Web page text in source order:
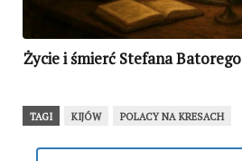
Życie i śmierć Stefana Batorego
TAGI KIJÓW POLACY NA KRESACH